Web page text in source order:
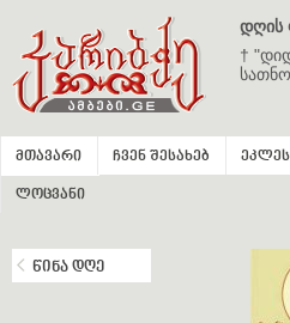
დღის
†
მთავარი ჩვენ შესახებ
ლოცვანი
წინა დღე